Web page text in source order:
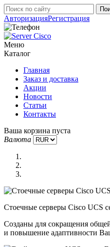
АвторизацияРегистрация
Меню
Каталог
Главная
Заказ и доставка
Акции
Новости
Статьи
Контакты
Ваша корзина пуста
Валюта
Стоечные серверы Cisco UCS
Созданы для сокращения
и повышение адаптивности